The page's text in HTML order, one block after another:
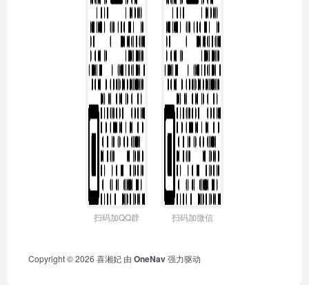
扫码加QQ群 扫码加微信
Copyright © 2026 喜湘妃 由 OneNav强力驱动